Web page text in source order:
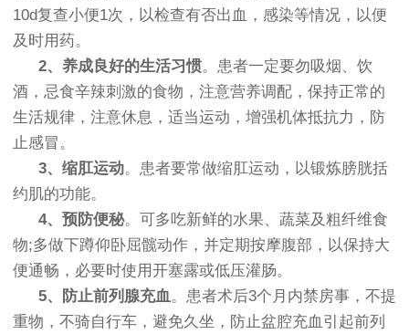
10d复查小便1次，以检查有否出血，感染等情况，以便
及时用药。
2、养成良好的生活习惯。患者一定要勿吸烟、饮
酒，忌食辛辣刺激的食物，注意营养调配，保持正常的
生活规律，注意休息，适当运动，增强机体抵抗力，防
止感冒。
3、缩肛运动。患者要常做缩肛运动，以锻炼膀胱括
约肌的功能。
4、预防便秘。可多吃新鲜的水果、蔬菜及粗纤维食
物;多做下蹲仰卧屈髋动作，并定期按摩腹部，以保持大
便通畅，必要时使用开塞露或低压灌肠。
5、防止前列腺充血。患者术后3个月内禁房事，不提
重物，不骑自行车，避免久坐，防止盆腔充血引起前列